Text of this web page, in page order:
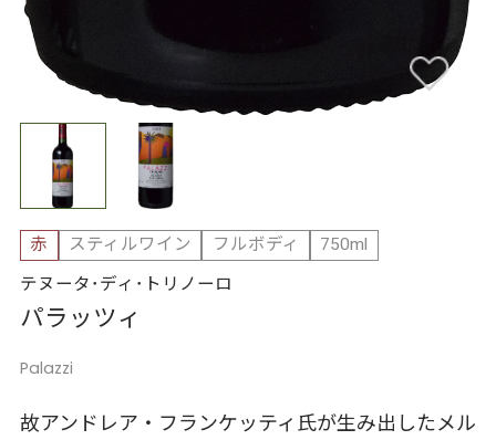
赤 スティルワイン フルボディ
750ml
テヌータ･ディ･トリノーロ
パラッツィ
Palazzi
故アンドレア・フランケッティ氏が生み出したメル